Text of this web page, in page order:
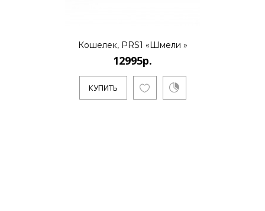
КУПИТЬ
12995р.
Кошелек, PRS1 «Шмели »
12995р.
КУПИТЬ